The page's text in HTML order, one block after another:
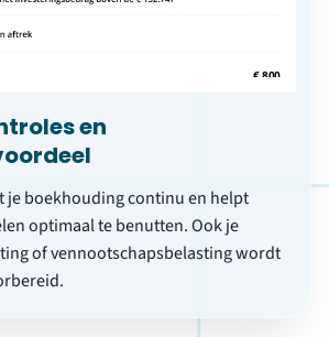
en
boekhouding continu en helpt
optimaal te benutten. Ook je
of vennootschapsbelasting wordt